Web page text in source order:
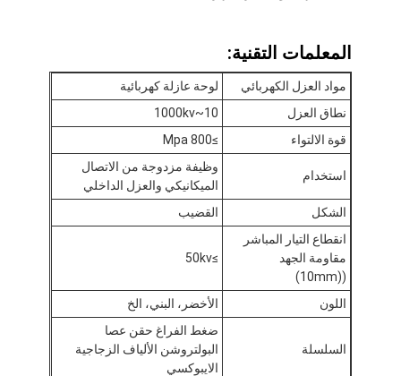
الصفحة الرئيسية
المعلمات التقنية:
مواد العزل الكهربائي
لوحة عازلة كهربائية
نطاق العزل
10~1000kv
قوة الالتواء
≥800 Mpa
استخدام
وظيفة مزدوجة من الاتصال
الميكانيكي والعزل الداخلي
الشكل
القضيب
انقطاع التيار المباشر
مقاومة الجهد
((10mm)
≥50kv
اللون الأخضر، البني، الخ
السلسلة
ضغط الفراغ حقن عصا
البولتروشن الألياف الزجاجية
الايبوكسي